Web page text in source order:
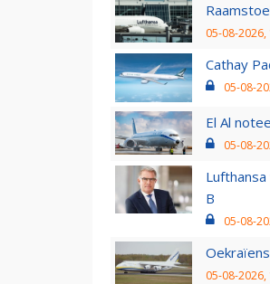
05-08-2026,
Cathay
05-08-
El Al
05-08-
B
05-08-
05-08-2026,